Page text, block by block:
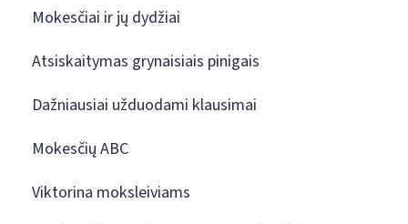
Mokesčiai ir jų dydžiai
Atsiskaitymas grynaisiais pinigais
Dažniausiai užduodami klausimai
Mokesčių ABC
Viktorina moksleiviams